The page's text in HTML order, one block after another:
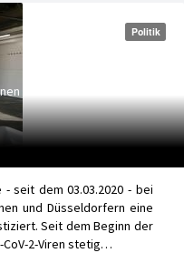
Politik
- Neue Corona-Variante
seit dem 03.03.2020 - bei
und Düsseldorfern eine
Seit dem Beginn der
CoV-2-Viren stetig…